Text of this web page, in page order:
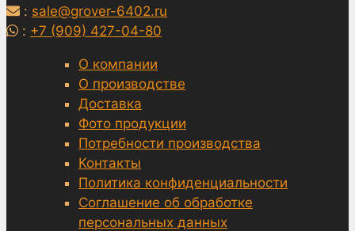
: sale@grover-6402.ru
: +7 (909) 427-04-80
О компании
О производстве
Доставка
Фото продукции
Потребности производства
Контакты
Политика конфиденциальности
Соглашение об обработке
персональных данных